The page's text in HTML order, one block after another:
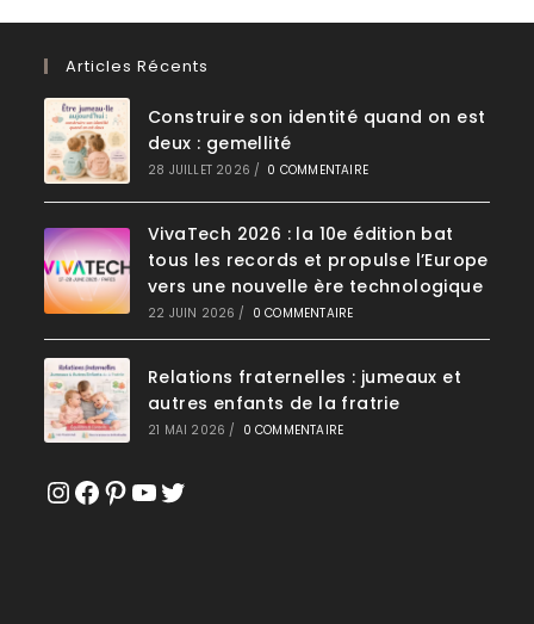
Articles Récents
Construire son identité quand on est
deux : gemellité
28 JUILLET 2026 / 0 COMMENTAIRE
VivaTech 2026 : la 10e édition bat
tous les records et propulse l’Europe
vers une nouvelle ère technologique
22 JUIN 2026 / 0 COMMENTAIRE
Relations fraternelles : jumeaux et
autres enfants de la fratrie
21 MAI 2026 / 0 COMMENTAIRE
Instagram
Facebook
Pinterest
YouTube
Twitter